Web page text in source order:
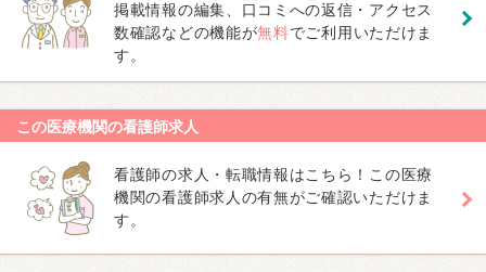
掲載情報の編集、口コミへの返信・アクセス
数確認などの機能が無料でご利用いただけま
す。
この医療機関の看護師求人
看護師の求人・転職情報はこちら！この医療
機関の看護師求人の有無がご確認いただけま
す。